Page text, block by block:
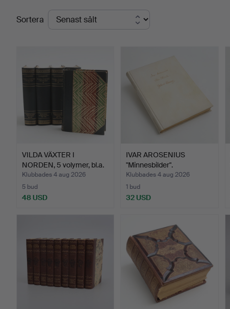
Slutpriser
Sortera
VILDA VÄXTER I
NORDEN, 5 volymer, bl.a.
To…
Klubbades 4 aug 2026
5 bud
48 USD
IVAR AROSENIUS
"Minnesbilder".
Klubbades 4 aug 2026
1 bud
32 USD